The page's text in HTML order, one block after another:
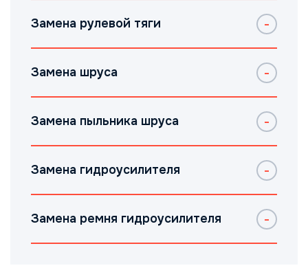
Замена рулевой тяги
Замена шруса
Замена пыльника шруса
Замена гидроусилителя
Замена ремня гидроусилителя